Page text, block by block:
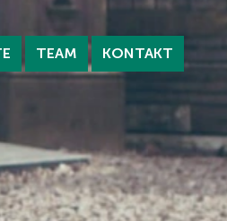
TEAM KONTAKT